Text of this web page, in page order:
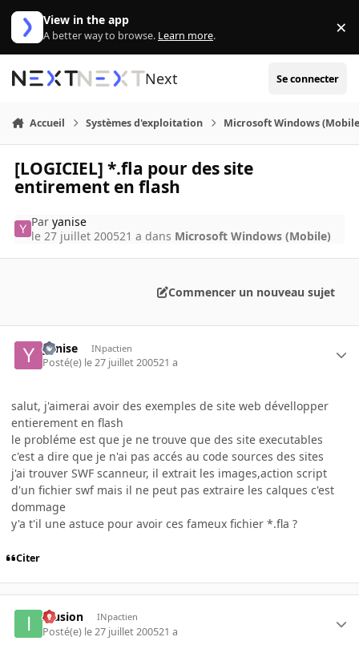
Aller au contenu
View in the app
A better way to browse. Learn more. ×
Next Se connecter
Accueil Systèmes d'exploitation Microsoft Windows
[LOGICIEL] *.fla pour des site
entirement en flash
Paryanise
le 27 juillet 200521 a dans Microsoft Windows (Mobile)
Commencer un nouveau sujet
yanise INpactien
Posté(e) le 27 juillet 200521 a
salut, j'aimerai avoir des exemples de site web dévellopper
entierement en flash
le probléme est que je ne trouve que des site executables
c'est a dire que je n'ai pas accés au code sources des sites
j'ai trouver SWF scanneur, il extrait les images,action script
d'un fichier swf mais il ne peut pas extraire les calques c'est
dommage
y'a t'il une astuce pour avoir ces fameux fichier *.fla ?
Citer
Illusion INpactien
Posté(e) le 27 juillet 200521 a